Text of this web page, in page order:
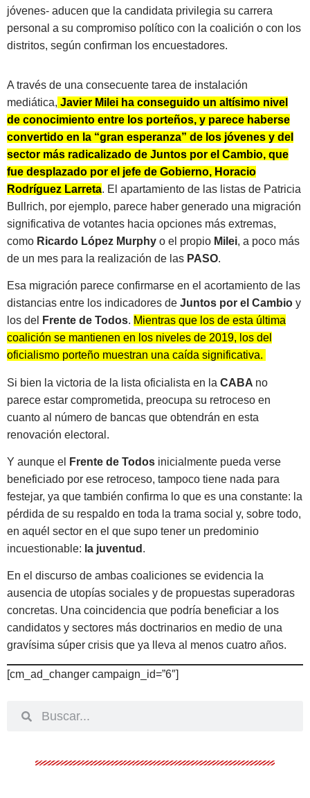
jóvenes- aducen que la candidata privilegia su carrera
personal a su compromiso político con la coalición o con los
distritos, según confirman los encuestadores.
A través de una consecuente tarea de instalación
mediática, Javier Milei ha conseguido un altísimo nivel
de conocimiento entre los porteños, y parece haberse
convertido en la “gran esperanza” de los jóvenes y del
sector más radicalizado de Juntos por el Cambio, que
fue desplazado por el jefe de Gobierno, Horacio
Rodríguez Larreta. El apartamiento de las listas de Patricia
Bullrich, por ejemplo, parece haber generado una migración
significativa de votantes hacia opciones más extremas,
como Ricardo López Murphy o el propio Milei, a poco más
de un mes para la realización de las PASO.
Esa migración parece confirmarse en el acortamiento de las
distancias entre los indicadores de Juntos por el Cambio y
los del
Frente de Todos. Mientras que los de esta última
coalición se mantienen en los niveles de 2019, los del
oficialismo porteño muestran una caída significativa.
Si bien la victoria de la lista oficialista en la CABA no
parece estar comprometida, preocupa su retroceso en
cuanto al número de bancas que obtendrán en esta
renovación electoral.
Y aunque el Frente de Todos inicialmente pueda verse
beneficiado por ese retroceso, tampoco tiene nada para
festejar, ya que también confirma lo que es una constante: la
pérdida de su respaldo en toda la trama social y, sobre todo,
en aquél sector en el que supo tener un predominio
incuestionable: la juventud .
En el discurso de ambas coaliciones se evidencia la
ausencia de utopías sociales y de propuestas superadoras
concretas. Una coincidencia que podría beneficiar a los
candidatos y sectores más doctrinarios en medio de una
gravísima súper crisis que ya lleva al menos cuatro años.
[cm_ad_changer campaign_id=”6″]